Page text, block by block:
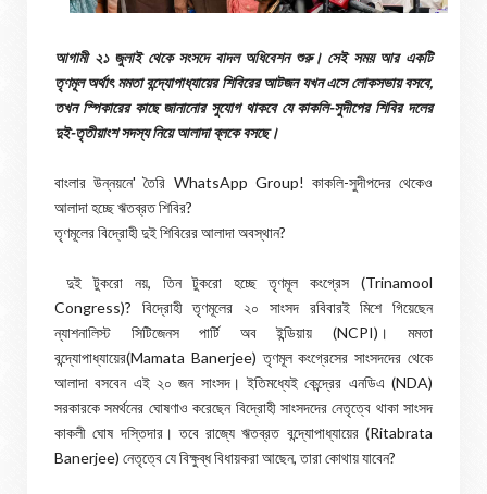
আগামী ২১ জুলাই থেকে সংসদে বাদল অধিবেশন শুরু। সেই সময় আর একটি
তৃণমূল অর্থাৎ মমতা বন্দ্যোপাধ্যায়ের শিবিরের আটজন যখন এসে লোকসভায় বসবে,
তখন স্পিকারের কাছে জানানোর সুযোগ থাকবে যে কাকলি-সুদীপের শিবির দলের
দুই-তৃতীয়াংশ সদস্য নিয়ে আলাদা ব্লকে বসছে।
বাংলার উন্নয়নে' তৈরি WhatsApp Group! কাকলি-সুদীপদের থেকেও
আলাদা হচ্ছে ঋতব্রত শিবির?
তৃণমূলের বিদ্রোহী দুই শিবিরের আলাদা অবস্থান?
দুই টুকরো নয়, তিন টুকরো হচ্ছে তৃণমূল কংগ্রেস (Trinamool
Congress)? বিদ্রোহী তৃণমূলের ২০ সাংসদ রবিবারই মিশে গিয়েছেন
ন্যাশনালিস্ট সিটিজেনস পার্টি অব ইন্ডিয়ায় (NCPI)। মমতা
বন্দ্যোপাধ্যায়ের(Mamata Banerjee) তৃণমূল কংগ্রেসের সাংসদদের থেকে
আলাদা বসবেন এই ২০ জন সাংসদ। ইতিমধ্যেই কেন্দ্রের এনডিএ (NDA)
সরকারকে সমর্থনের ঘোষণাও করেছেন বিদ্রোহী সাংসদদের নেতৃত্বে থাকা সাংসদ
কাকলী ঘোষ দস্তিদার। তবে রাজ্যে ঋতব্রত বন্দ্যোপাধ্যায়ের (Ritabrata
Banerjee) নেতৃত্বে যে বিক্ষুব্ধ বিধায়করা আছেন, তারা কোথায় যাবেন?